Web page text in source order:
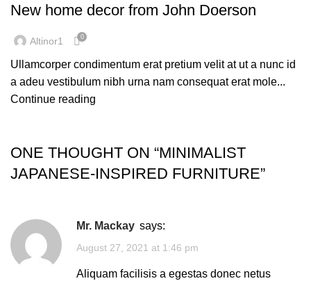
New home decor from John Doerson
Altinor1 0
Ullamcorper condimentum erat pretium velit at ut a nunc id
a adeu vestibulum nibh urna nam consequat erat mole...
Continue reading
ONE THOUGHT ON “MINIMALIST
JAPANESE-INSPIRED FURNITURE”
Mr. Mackay says:
August 27, 2021 at 1:46 pm
Aliquam facilisis a egestas donec netus